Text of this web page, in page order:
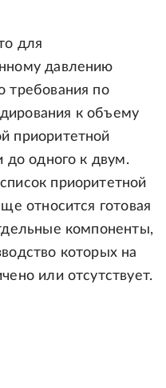
для
давлению
требования по
к объему
приоритетной
до одного к двум.
приоритетной
относится готовая
компоненты,
которых на
или отсутствует.